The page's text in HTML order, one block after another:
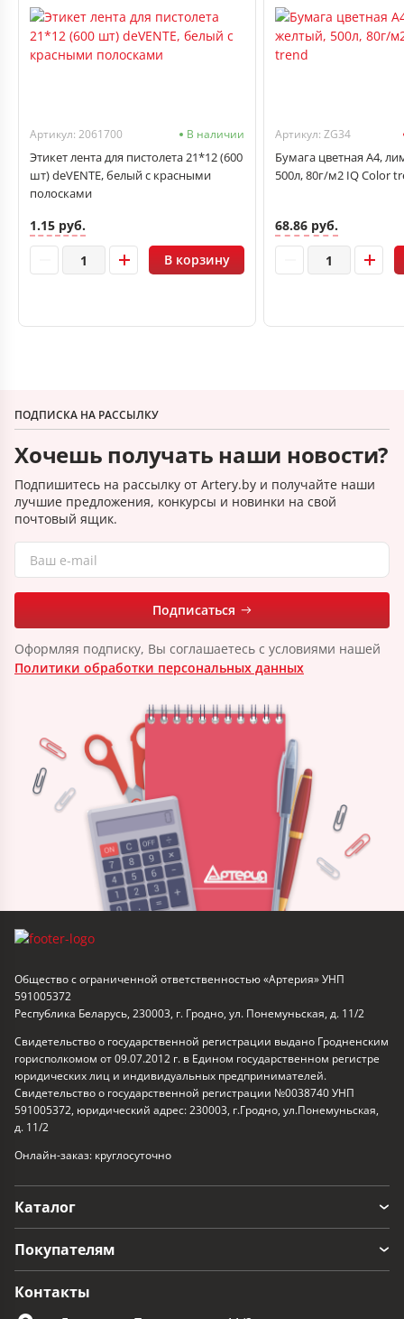
Артикул: 2061700 В наличии
Этикет лента для пистолета 21*12 (600
шт) deVENTE, белый с красными
полосками
1.15 руб.
В корзину
Артикул: ZG34
Бумага цветная А4,
500л, 80г/м2 IQ Color
68.86 руб.
ПОДПИСКА НА РАССЫЛКУ
Хочешь получать наши новости?
Подпишитесь на рассылку от Artery.by и получайте наши
лучшие предложения, конкурсы и новинки на свой
почтовый ящик.
Подписаться
Оформляя подписку, Вы соглашаетесь с условиями нашей
Политики обработки персональных данных
Общество с ограниченной ответственностью «Артерия» УНП
591005372
Республика Беларусь, 230003, г. Гродно, ул. Понемуньская, д. 11/2
Свидетельство о государственной регистрации выдано Гродненским
горисполкомом от 09.07.2012 г. в Едином государственном регистре
юридических лиц и индивидуальных предпринимателей.
Свидетельство о государственной регистрации №0038740 УНП
591005372, юридический адрес: 230003, г.Гродно, ул.Понемуньская,
д. 11/2
Онлайн-заказ: круглосуточно
Каталог
Покупателям
Контакты